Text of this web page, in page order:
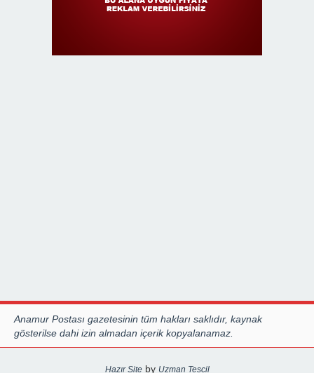
Anamur Postası gazetesinin tüm hakları saklıdır, kaynak
gösterilse dahi izin almadan içerik kopyalanamaz.
Hazır Siteby Uzman Tescil